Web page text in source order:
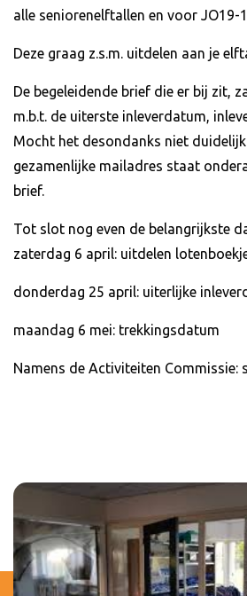
alle seniorenelftallen en voor JO19-
Deze graag z.s.m. uitdelen aan je
De begeleidende brief die er bij zit,
m.b.t. de uiterste inleverdatum,
Mocht het desondanks niet
gezamenlijke mailadres staat
brief.
Tot slot nog even de belangrijkste
zaterdag 6 april: uitdelen
donderdag 25 april: uiterlijke
maandag 6 mei: trekkingsdatum
Namens de Activiteiten Commissie: